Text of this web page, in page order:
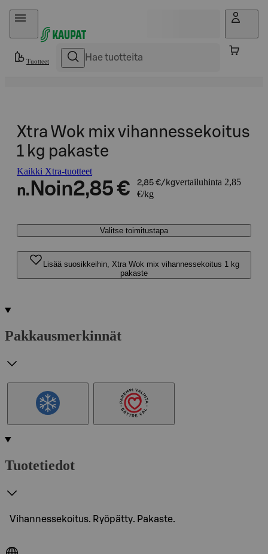
Hyppää sisältöön
Tuotteet
Xtra Wok mix vihannessekoitus
1 kg pakaste
Kaikki Xtra-tuotteet
n. Noin2,85 € 2,85 €/kgvertailuhinta 2,85
€/kg
Valitse toimitustapa
Lisää suosikkeihin, Xtra Wok mix vihannessekoitus 1 kg
pakaste
Pakkausmerkinnät
Tuotetiedot
Vihannessekoitus. Ryöpätty. Pakaste.